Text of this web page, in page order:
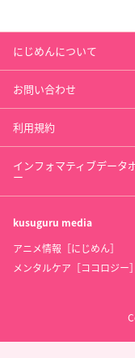
にじめんについて
お問い合わせ
利用規約
インフォマティブデータ
ー
kusuguru media
アニメ情報［にじめん］
メンタルケア［ココロジー］